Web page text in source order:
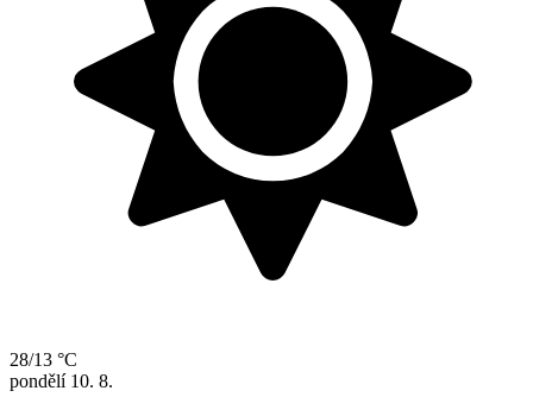
28/13 °C
pondělí 10. 8.